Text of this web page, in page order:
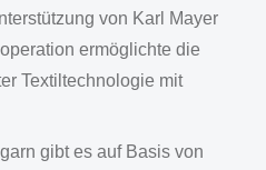
von Karl Mayer
ermöglichte die
Textiltechnologie mit
gibt es auf Basis von